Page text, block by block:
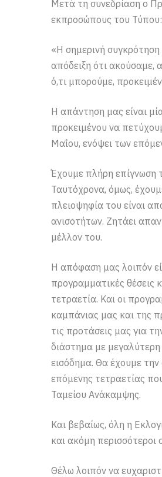
Μετά τη συνεδρίαση ο
εκπροσώπους του Τύπου:
«Η σημερινή συγκρότηση
απόδειξη ότι
ό,τι μπορούμε,
Η απάντηση μας είναι
προκειμένου να
Μαΐου, ενόψει των
Έχουμε πλήρη επίγνωση
Ταυτόχρονα, όμως,
πλειοψηφία του είναι
ανισοτήτων. Ζητάει
μέλλον του.
Η απόφαση μας λοιπόν
προγραμματικές θέσεις
τετραετία. Και οι
καμπάνιας μας και της
τις προτάσεις μας για
διάστημα με
εισόδημα. Θα έχουμε
επόμενης τετραετίας
Ταμείου Ανάκαμψης.
Και βεβαίως, όλη η
και ακόμη περισσότεροι
Θέλω λοιπόν να